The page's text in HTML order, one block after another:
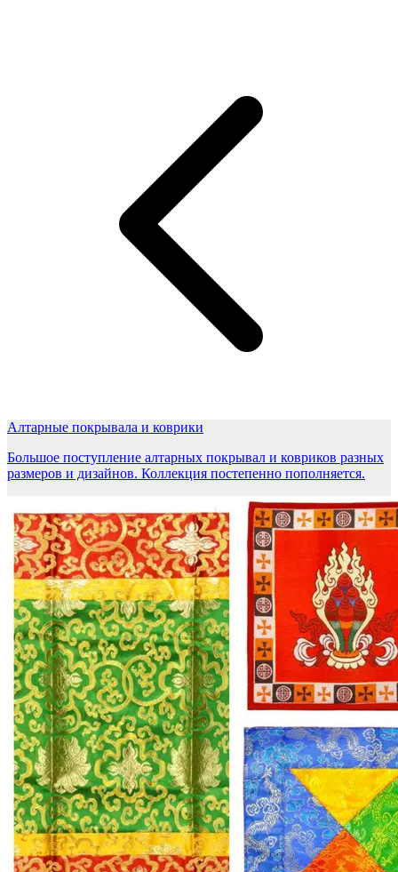
Алтарные покрывала и коврики
Большое поступление алтарных покрывал и ковриков разных
размеров и дизайнов. Коллекция постепенно пополняется.